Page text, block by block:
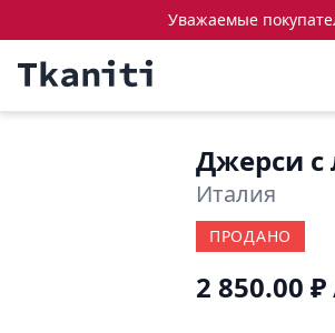
Уважаемые
Джерси с
Италия
ПРОДАНО
2 850.00 ₽